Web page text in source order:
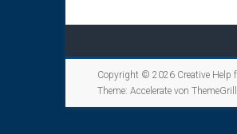
Copyright © 2026 Creative Help
Theme: Accelerate von